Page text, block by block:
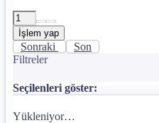
İşlem yap
Sonraki
Son
Filtreler
Seçilenleri göster:
Yükleniyor…